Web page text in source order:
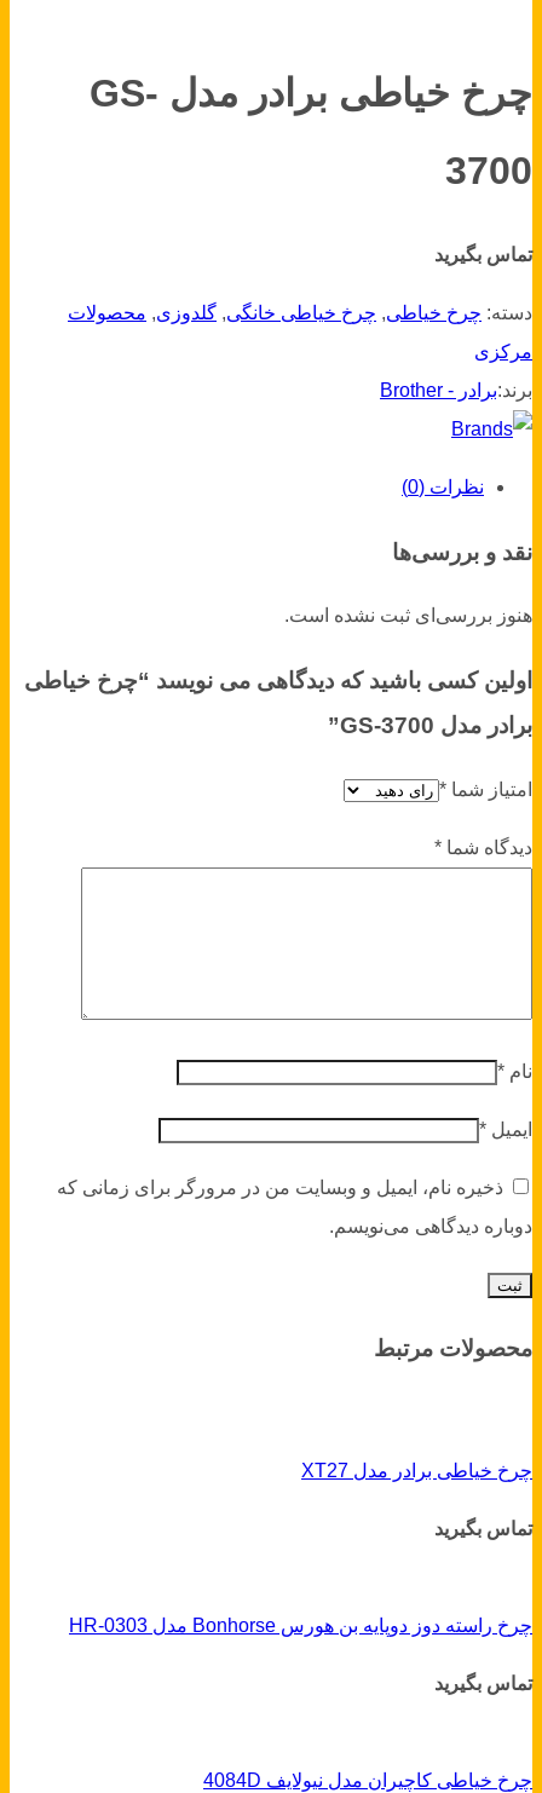
چرخ خیاطی برادر مدل GS-
3700
تماس بگیرید
دسته: چرخ خیاطی, چرخ خیاطی خانگی, گلدوزی, محصولات
مرکزی
برند:برادر - Brother
نظرات (0)
نقد و بررسی‌ها
هنوز بررسی‌ای ثبت نشده است.
اولین کسی باشید که دیدگاهی می نویسد “چرخ خیاطی
برادر مدل GS-3700”
امتیاز شما *
دیدگاه شما *
نام *
ایمیل *
ذخیره نام، ایمیل و وبسایت من در مرورگر برای زمانی که
دوباره دیدگاهی می‌نویسم.
محصولات مرتبط
چرخ خیاطی برادر مدل XT27
تماس بگیرید
چرخ راسته دوز دوپایه بن هورس Bonhorse مدل HR-0303
تماس بگیرید
چرخ خیاطی کاچیران مدل نیولایف 4084D